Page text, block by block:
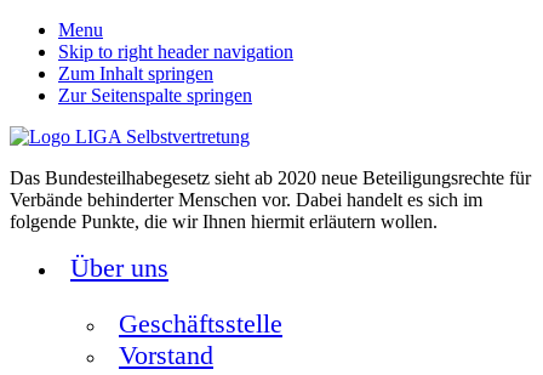
Menu
Skip to right header navigation
Zum Inhalt springen
Zur Seitenspalte springen
Das Bundesteilhabegesetz sieht ab 2020 neue Beteiligungsrechte für
Verbände behinderter Menschen vor. Dabei handelt es sich im
folgende Punkte, die wir Ihnen hiermit erläutern wollen.
Über uns
Geschäftsstelle
Vorstand